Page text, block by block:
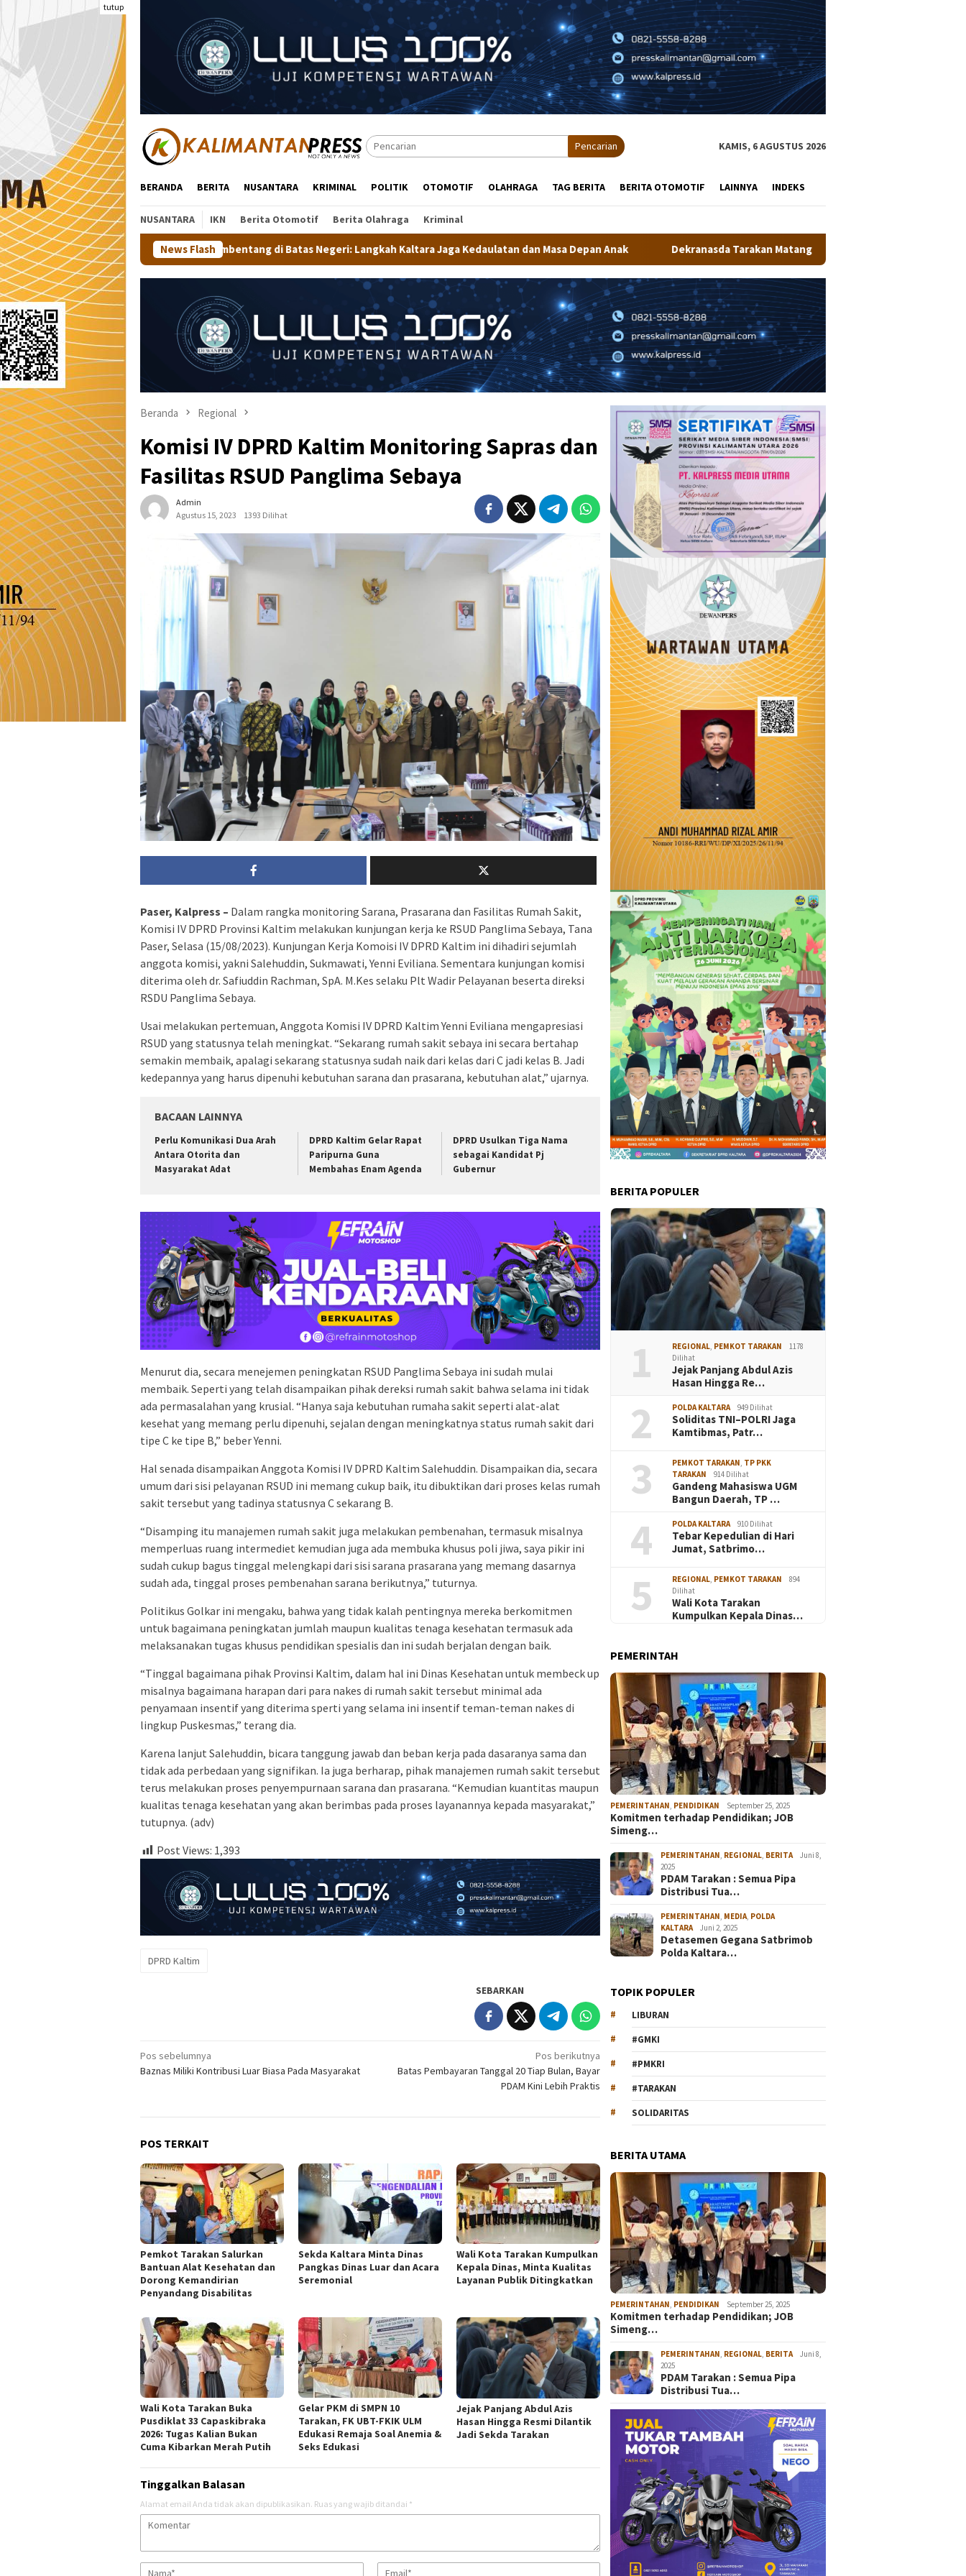
tutup
Pencarian KAMIS, 6 AGUSTUS 2026
BERANDA BERITA NUSANTARA KRIMINAL POLITIK OTOMOTIF OLAHRAGA TAG BERITA BERITA OTOMOTIF LAINNYA INDEKS
NUSANTARA IKN Berita Otomotif Berita Olahraga Kriminal
News Flash
81 Meter Membentang di Batas Negeri: Langkah Kaltara Jaga Kedaulatan dan Masa Depan Anak Dekranasda Tarakan Matangkan Persiapan Produk UMKM Unggulan, Siap Tampil di
Beranda Regional
Komisi IV DPRD Kaltim Monitoring Sapras dan
Fasilitas RSUD Panglima Sebaya
Admin
Agustus 15, 2023
1393 Dilihat
Paser, Kalpress – Dalam rangka monitoring Sarana, Prasarana dan Fasilitas Rumah Sakit,
Komisi IV DPRD Provinsi Kaltim melakukan kunjungan kerja ke RSUD Panglima Sebaya, Tana
Paser, Selasa (15/08/2023). Kunjungan Kerja Komoisi IV DPRD Kaltim ini dihadiri sejumlah
anggota komisi, yakni Salehuddin, Sukmawati, Yenni Eviliana. Sementara kunjungan komisi
diterima oleh dr. Safiuddin Rachman, SpA. M.Kes selaku Plt Wadir Pelayanan beserta direksi
RSDU Panglima Sebaya.
Usai melakukan pertemuan, Anggota Komisi IV DPRD Kaltim Yenni Eviliana mengapresiasi
RSUD yang statusnya telah meningkat. “Sekarang rumah sakit sebaya ini secara bertahap
semakin membaik, apalagi sekarang statusnya sudah naik dari kelas dari C jadi kelas B. Jadi
kedepannya yang harus dipenuhi kebutuhan sarana dan prasarana, kebutuhan alat,” ujarnya.
BACAAN LAINNYA
Perlu Komunikasi Dua Arah
Antara Otorita dan
Masyarakat Adat
DPRD Kaltim Gelar Rapat
Paripurna Guna
Membahas Enam Agenda
DPRD Usulkan Tiga Nama
sebagai Kandidat Pj
Gubernur
Menurut dia, secara menejemen peningkatan RSUD Panglima Sebaya ini sudah mulai
membaik. Seperti yang telah disampaikan pihak dereksi rumah sakit bahwa selama ini tidak
ada permasalahan yang krusial. “Hanya saja kebutuhan rumaha sakit seperti alat-alat
kesehat yang memang perlu dipenuhi, sejalan dengan meningkatnya status rumah sakit dari
tipe C ke tipe B,” beber Yenni.
Hal senada disampaikan Anggota Komisi IV DPRD Kaltim Salehuddin. Disampaikan dia, secara
umum dari sisi pelayanan RSUD ini memang cukup baik, itu dibuktikan dari proses kelas rumah
sakit tersebut yang tadinya statusnya C sekarang B.
“Disamping itu manajemen rumah sakit juga melakukan pembenahan, termasuk misalnya
memperluas ruang intermediet kemudian juga ada membuka khusus poli jiwa, saya pikir ini
sudah cukup bagus tinggal melengkapi dari sisi sarana prasarana yang memang dasarnya
sudah ada, tinggal proses pembenahan sarana berikutnya,” tuturnya.
Politikus Golkar ini mengaku, bahwa yang tidak kalah pentingnya mereka berkomitmen
untuk bagaimana peningkatan jumlah maupun kualitas tenaga kesehatan termasuk ada
melaksanakan tugas khusus pendidikan spesialis dan ini sudah berjalan dengan baik.
“Tinggal bagaimana pihak Provinsi Kaltim, dalam hal ini Dinas Kesehatan untuk membeck up
misalnya bagaimana harapan dari para nakes di rumah sakit tersebut minimal ada
penyamaan insentif yang diterima sperti yang selama ini insentif teman-teman nakes di
lingkup Puskesmas,” terang dia.
Karena lanjut Salehuddin, bicara tanggung jawab dan beban kerja pada dasaranya sama dan
tidak ada perbedaan yang signifikan. Ia juga berharap, pihak manajemen rumah sakit tersebut
terus melakukan proses penyempurnaan sarana dan prasarana. “Kemudian kuantitas maupun
kualitas tenaga kesehatan yang akan berimbas pada proses layanannya kepada masyarakat,”
tutupnya. (adv)
Post Views: 1,393
DPRD Kaltim
SEBARKAN
Navigasi
pos
Pos sebelumnya
Baznas Miliki Kontribusi Luar Biasa Pada Masyarakat
Pos berikutnya
Batas Pembayaran Tanggal 20 Tiap Bulan, Bayar
PDAM Kini Lebih Praktis
POS TERKAIT
Pemkot Tarakan Salurkan
Bantuan Alat Kesehatan dan
Dorong Kemandirian
Penyandang Disabilitas
Sekda Kaltara Minta Dinas
Pangkas Dinas Luar dan Acara
Seremonial
Wali Kota Tarakan Kumpulkan
Kepala Dinas, Minta Kualitas
Layanan Publik Ditingkatkan
Wali Kota Tarakan Buka
Pusdiklat 33 Capaskibraka
2026: Tugas Kalian Bukan
Cuma Kibarkan Merah Putih
Gelar PKM di SMPN 10
Tarakan, FK UBT-FKIK ULM
Edukasi Remaja Soal Anemia &
Seks Edukasi
Jejak Panjang Abdul Azis
Hasan Hingga Resmi Dilantik
Jadi Sekda Tarakan
Tinggalkan Balasan
Alamat email Anda tidak akan dipublikasikan. Ruas yang wajib ditandai *
BERITA POPULER
1 REGIONAL PEMKOT TARAKAN
1178
Dilihat
Jejak Panjang Abdul Azis
Hasan Hingga Re…
2 POLDA KALTARA 949 Dilihat
Soliditas TNI–POLRI Jaga
Kamtibmas, Patr…
3 PEMKOT TARAKAN TP PKK
TARAKAN
914 Dilihat
Gandeng Mahasiswa UGM
Bangun Daerah, TP …
4 POLDA KALTARA 910 Dilihat
Tebar Kepedulian di Hari
Jumat, Satbrimo…
5 REGIONAL PEMKOT TARAKAN
894
Dilihat
Wali Kota Tarakan
Kumpulkan Kepala Dinas…
PEMERINTAH
PEMERINTAHAN PENDIDIKAN September 25, 2025
Komitmen terhadap Pendidikan; JOB
Simeng…
PEMERINTAHAN REGIONAL BERITA
Juni 8,
2025
PDAM Tarakan : Semua Pipa
Distribusi Tua…
PEMERINTAHAN MEDIA POLDA
KALTARA
Juni 2, 2025
Detasemen Gegana Satbrimob
Polda Kaltara…
TOPIK POPULER
LIBURAN
#GMKI
#PMKRI
#TARAKAN
SOLIDARITAS
BERITA UTAMA
PEMERINTAHAN, PENDIDIKAN September 25, 2025
Komitmen terhadap Pendidikan; JOB
Simeng…
PEMERINTAHAN, REGIONAL, BERITA
Juni 8,
2025
PDAM Tarakan : Semua Pipa
Distribusi Tua…